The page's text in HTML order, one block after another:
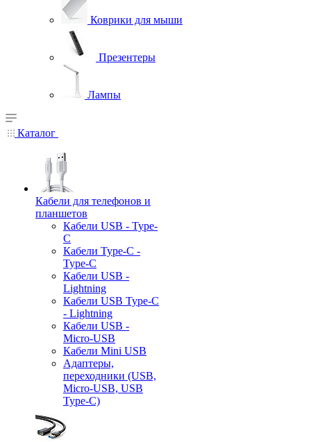
Коврики для мыши
Презентеры
Лампы
Каталог
Кабели для телефонов и
планшетов
Кабели USB - Type-
C
Кабели Type-C -
Type-C
Кабели USB -
Lightning
Кабели USB Type-C
- Lightning
Кабели USB -
Micro-USB
Кабели Mini USB
Адаптеры,
переходники (USB,
Micro-USB, USB
Type-C)